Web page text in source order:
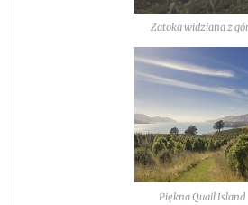
Zatoka widziana z
Piękna Quail Island